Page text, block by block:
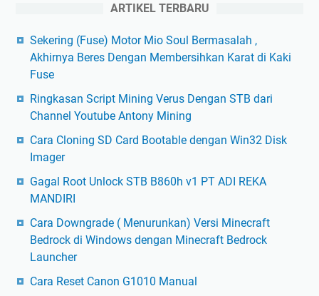
ARTIKEL TERBARU
Sekering (Fuse) Motor Mio Soul Bermasalah ,
Akhirnya Beres Dengan Membersihkan Karat di Kaki
Fuse
Ringkasan Script Mining Verus Dengan STB dari
Channel Youtube Antony Mining
Cara Cloning SD Card Bootable dengan Win32 Disk
Imager
Gagal Root Unlock STB B860h v1 PT ADI REKA
MANDIRI
Cara Downgrade ( Menurunkan) Versi Minecraft
Bedrock di Windows dengan Minecraft Bedrock
Launcher
Cara Reset Canon G1010 Manual